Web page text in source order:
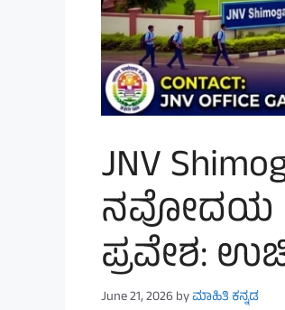
JNV
ನವೋದಯ
ಪ್ರವೇಶ:
June 21, 2026 byಮಾಹಿತಿ ಕನ್ನಡ